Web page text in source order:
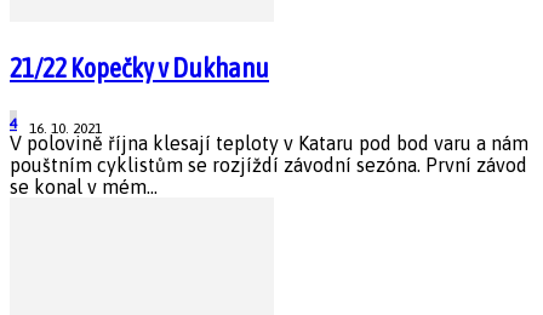
21/22 Kopečky v Dukhanu
16. 10. 2021
4
V polovině října klesají teploty v Kataru pod bod varu a nám
pouštním cyklistům se rozjíždí závodní sezóna. První závod
se konal v mém...